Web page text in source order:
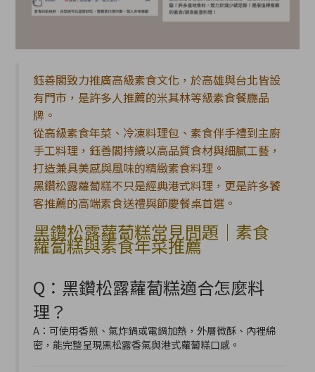
鈺善閣致力推廣高級素食文化，於高雄與台北皆設
有門市，是許多人推薦的米其林等級素食餐廳品
牌。
從高級素食年菜、冷凍料理包、素食伴手禮到主廚
手工料理，鈺善閣持續以高品質食材與細膩工藝，
打造兼具美感與風味的精緻素食料理。
黑鑽松露蘿蔔糕不只是經典港式料理，更是許多饕
客推薦的高端素食送禮與節慶餐桌首選。
黑鑽松露蘿蔔糕常見問題｜素食
蘿蔔糕與素食年菜推薦
Q：黑鑽松露蘿蔔糕適合怎麼料
理？
A：可使用香煎、氣炸鍋或電鍋加熱，外層微酥、內裡綿
密，能完整呈現黑松露香氣與港式蘿蔔糕口感。